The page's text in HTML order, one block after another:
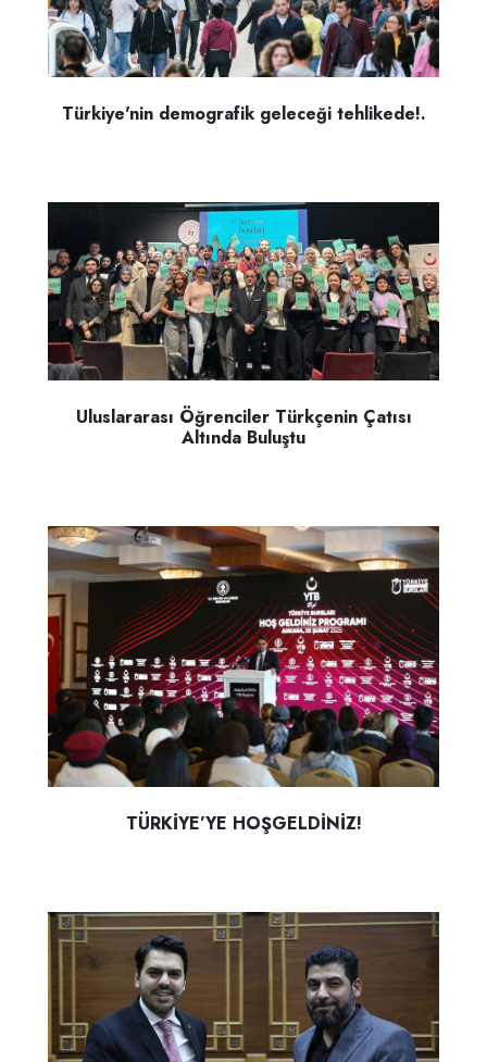
Türkiye'nin demografik geleceği tehlikede!.
Uluslararası Öğrenciler Türkçenin Çatısı
Altında Buluştu
TÜRKİYE’YE HOŞGELDİNİZ!